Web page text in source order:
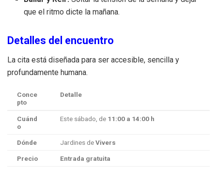
que el ritmo dicte la mañana.
Detalles del encuentro
La cita está diseñada para ser accesible, sencilla y
profundamente humana.
Conce
pto
Detalle
Cuánd
o
Este sábado, de 11:00 a 14:00 h
Dónde Jardines deVivers
Precio Entrada gratuita